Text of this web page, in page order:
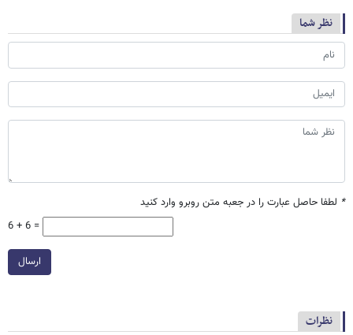
نظر شما
* لطفا حاصل عبارت را در جعبه متن روبرو وارد کنید
6 + 6 =
ارسال
نظرات